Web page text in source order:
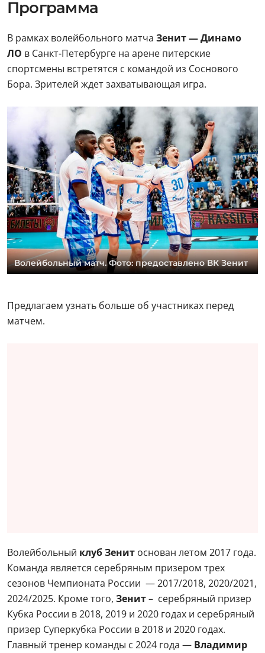
Программа
В рамках волейбольного матча Зенит — Динамо
ЛО в Санкт-Петербурге на арене питерские
спортсмены встретятся с командой из Соснового
Бора. Зрителей ждет захватывающая игра.
Волейбольный матч. Фото: предоставлено ВК Зенит
Предлагаем узнать больше об участниках перед
матчем.
Волейбольный клуб Зенит основан летом 2017 года.
Команда является серебряным призером трех
сезонов Чемпионата России — 2017/2018, 2020/2021,
2024/2025. Кроме того, Зенит– серебряный призер
Кубка России в 2018, 2019 и 2020 годах и серебряный
призер Суперкубка России в 2018 и 2020 годах.
Главный тренер команды с 2024 года — Владимир